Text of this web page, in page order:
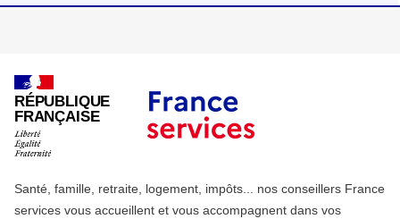
RÉPUBLIQUE
FRANÇAISE
Santé, famille, retraite, logement, impôts... nos conseillers France
services vous accueillent et vous accompagnent dans vos